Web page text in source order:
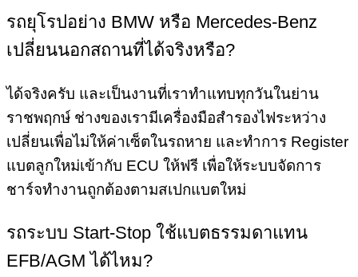
รถยุโรปอย่าง BMW หรือ Mercedes-Benz
เปลี่ยนนอกสถานที่ได้จริงหรือ?
ได้จริงครับ และเป็นงานที่เราทำแทบทุกวันในย่าน
ราชพฤกษ์ ช่างของเรามีเครื่องมือสำรองไฟระหว่าง
เปลี่ยนเพื่อไม่ให้ค่าเซ็ตในรถหาย และทำการ Register
แบตลูกใหม่เข้ากับ ECU ให้ฟรี เพื่อให้ระบบจัดการ
ชาร์จทำงานถูกต้องตามสเปกแบตใหม่
รถระบบ Start-Stop ใช้แบตธรรมดาแทน
EFB/AGM ได้ไหม?